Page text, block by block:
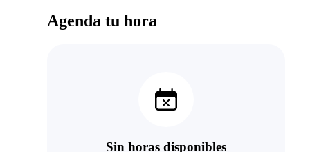
Agenda tu hora
Sin horas disponibles